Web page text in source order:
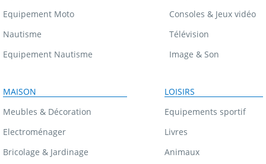
Equipement Moto
Nautisme
Equipement Nautisme
Consoles & Jeux vidéo
Télévision
Image & Son
MAISON
Meubles & Décoration
Electroménager
Bricolage & Jardinage
LOISIRS
Equipements sportif
Livres
Animaux